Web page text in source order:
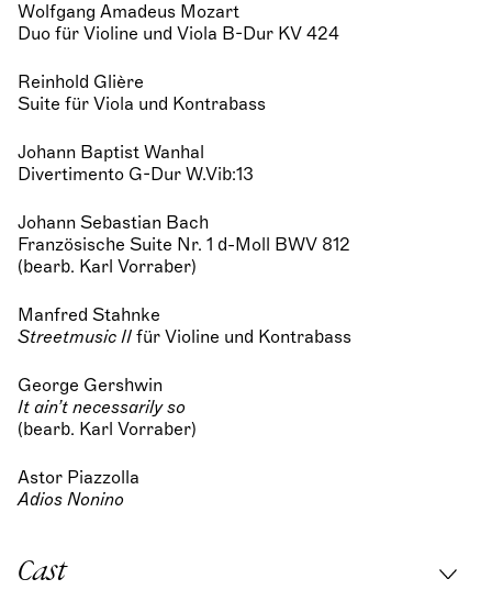
Wolfgang Amadeus Mozart
Duo für Violine und Viola B-Dur KV 424
Reinhold Glière
Suite für Viola und Kontrabass
Johann Baptist Wanhal
Divertimento G-Dur W.Vib:13
Johann Sebastian Bach
Französische Suite Nr. 1 d-Moll BWV 812
(bearb. Karl Vorraber)
Manfred Stahnke
Streetmusic II für Violine und Kontrabass
George Gershwin
It ain’t necessarily so
(bearb. Karl Vorraber)
Astor Piazzolla
Adios Nonino
Cast